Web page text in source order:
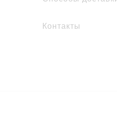
Контакты